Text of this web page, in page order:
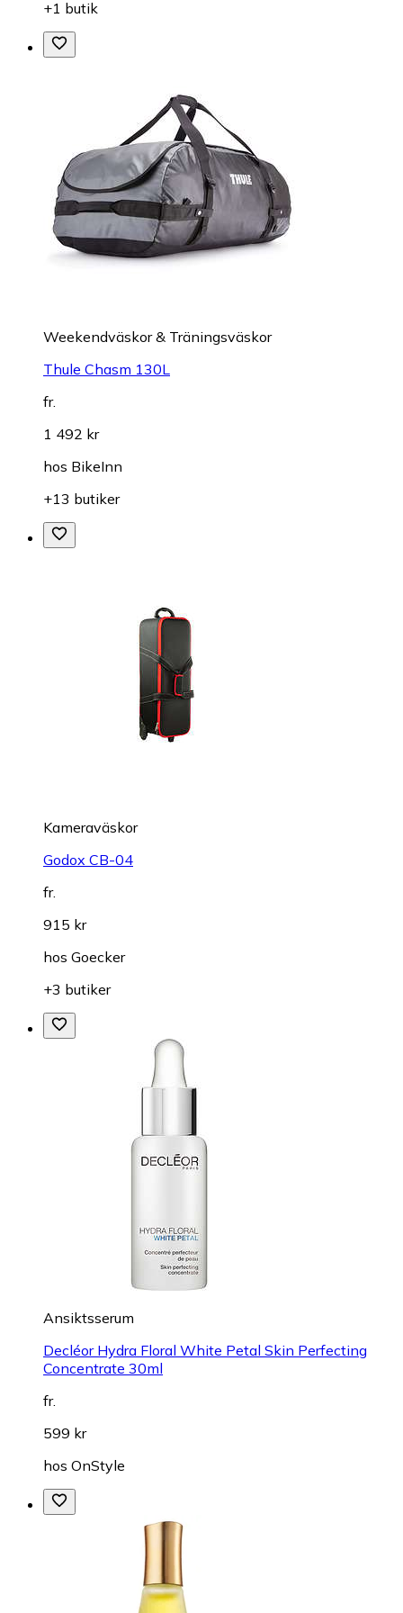
+1 butik
Weekendväskor & Träningsväskor
Thule Chasm 130L
fr.
1 492 kr
hos BikeInn
+13 butiker
Kameraväskor
Godox CB-04
fr.
915 kr
hos Goecker
+3 butiker
Ansiktsserum
Decléor Hydra Floral White Petal Skin Perfecting
Concentrate 30ml
fr.
599 kr
hos OnStyle